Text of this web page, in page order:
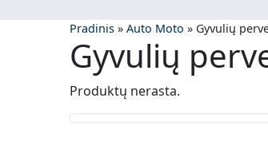
Pradinis » Auto Moto » Gyvulių
Gyvulių
Produktų nerasta.